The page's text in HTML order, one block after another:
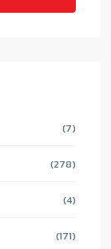
(7)
(278)
(4)
(171)